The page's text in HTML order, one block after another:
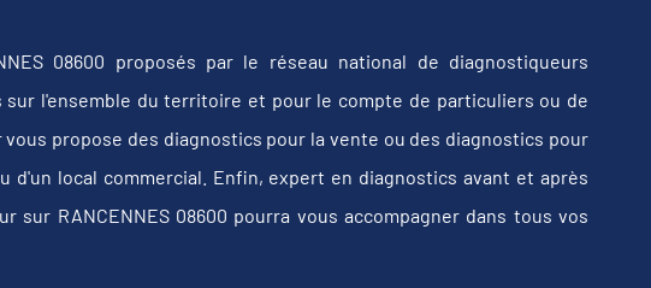
08600 proposés par le réseau national de diagnostiqueurs
sur l'ensemble du territoire et pour le compte de particuliers ou de
propose des diagnostics pour la vente ou des diagnostics pour
d'un local commercial. Enfin, expert en diagnostics avant et après
sur RANCENNES 08600 pourra vous accompagner dans tous vos